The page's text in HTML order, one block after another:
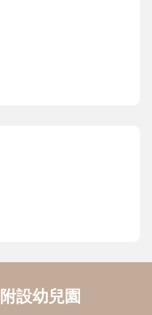
附設幼兒園